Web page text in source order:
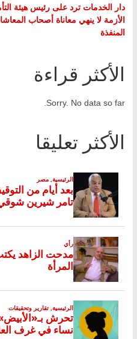
دار الخدمات ترد على رئيس هيئة
الأزمة لا ينهي معاناة أصحاب
المنفذة
الأكثر قراءة
Sorry. No data so far.
الأكثر تعليقا